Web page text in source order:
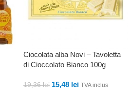
Ciocolata alba Novi – Tavoletta
di Cioccolato Bianco 100g
19,36lei 15,48 lei TVA inclus